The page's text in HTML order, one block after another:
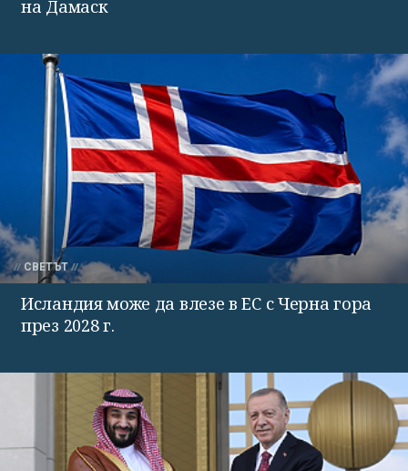
на Дамаск
СВЕТЪТ
Исландия може да влезе в ЕС с Черна гора
през 2028 г.